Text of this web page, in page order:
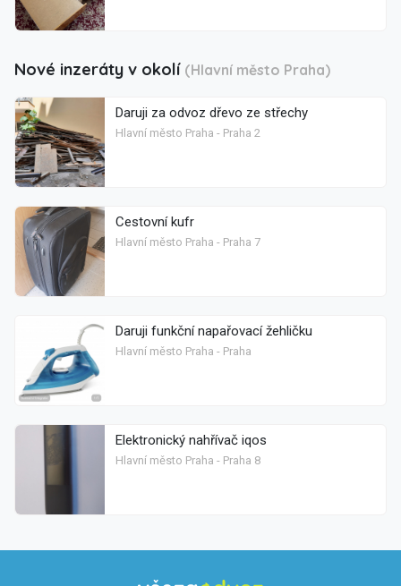
Nové inzeráty v okolí (Hlavní město Praha)
Daruji za odvoz dřevo ze střechy
Hlavní město Praha - Praha 2
Cestovní kufr
Hlavní město Praha - Praha 7
Daruji funkční napařovací žehličku
Hlavní město Praha - Praha
Elektronický nahřívač iqos
Hlavní město Praha - Praha 8